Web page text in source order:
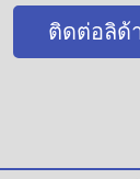
ติดต่อลิด้